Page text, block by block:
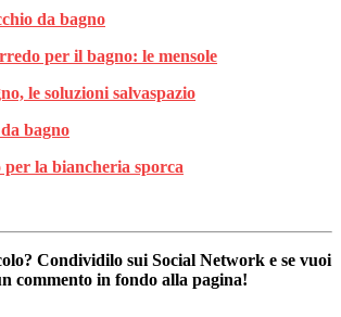
da bagno
per il bagno: le mensole
le soluzioni salvaspazio
bagno
per la biancheria sporca
Condividilo sui Social Network e se vuoi
commento in fondo alla pagina!